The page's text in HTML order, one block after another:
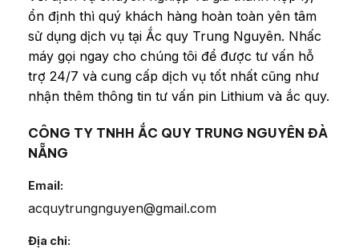
ổn định thì quý khách hàng hoàn toàn yên tâm
sử dụng dịch vụ tại Ắc quy Trung Nguyên. Nhấc
máy gọi ngay cho chúng tôi để được tư vấn hỗ
trợ 24/7 và cung cấp dịch vụ tốt nhất cũng như
nhận thêm thông tin tư vấn pin Lithium và ắc quy.
CÔNG TY TNHH ẮC QUY TRUNG NGUYÊN ĐÀ
NẴNG
Email:
acquytrungnguyen@gmail.com
Địa chỉ: